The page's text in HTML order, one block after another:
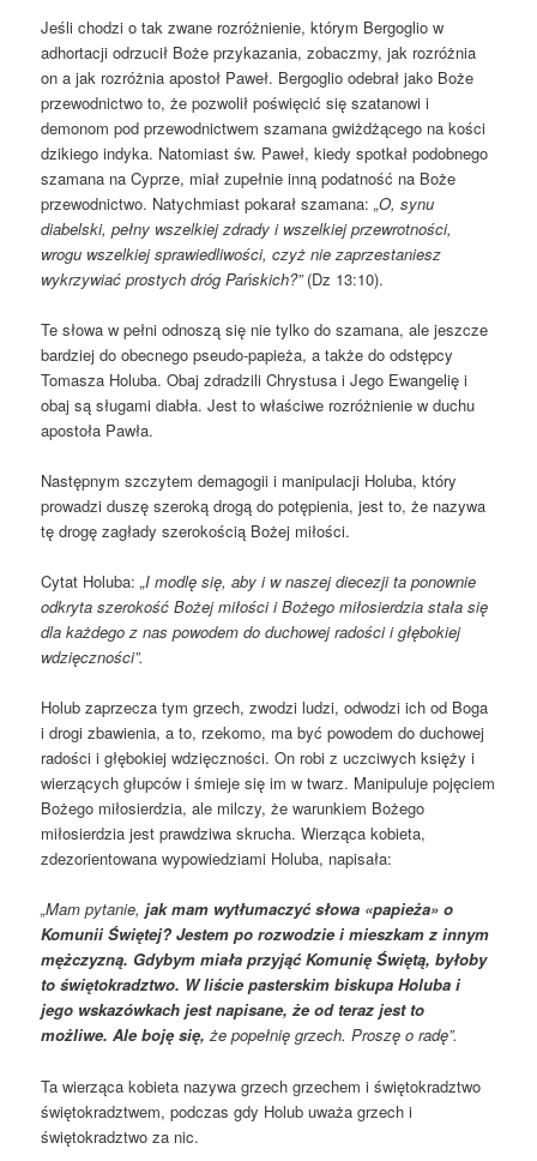
Jeśli chodzi o tak zwane rozróżnienie, którym Bergoglio w
adhortacji odrzucił Boże przykazania, zobaczmy, jak rozróżnia
on a jak rozróżnia apostoł Paweł. Bergoglio odebrał jako Boże
przewodnictwo to, że pozwolił poświęcić się szatanowi i
demonom pod przewodnictwem szamana gwiżdżącego na kości
dzikiego indyka. Natomiast św. Paweł, kiedy spotkał podobnego
szamana na Cyprze, miał zupełnie inną podatność na Boże
przewodnictwo. Natychmiast pokarał szamana:„O, synu
diabelski, pełny wszelkiej zdrady i wszelkiej przewrotności,
wrogu wszelkiej sprawiedliwości, czyż nie zaprzestaniesz
wykrzywiać prostych dróg Pańskich?” (Dz 13:10).
Te słowa w pełni odnoszą się nie tylko do szamana, ale jeszcze
bardziej do obecnego pseudo-papieża, a także do odstępcy
Tomasza Holuba. Obaj zdradzili Chrystusa i Jego Ewangelię i
obaj są sługami diabła. Jest to właściwe rozróżnienie w duchu
apostoła Pawła.
Następnym szczytem demagogii i manipulacji Holuba, który
prowadzi duszę szeroką drogą do potępienia, jest to, że nazywa
tę drogę zagłady szerokością Bożej miłości.
Cytat Holuba:„I modlę się, aby i w naszej diecezji ta ponownie
odkryta szerokość Bożej miłości i Bożego miłosierdzia stała się
dla każdego z nas powodem do duchowej radości i głębokiej
wdzięczności”.
Holub zaprzecza tym grzech, zwodzi ludzi, odwodzi ich od Boga
i drogi zbawienia, a to, rzekomo, ma być powodem do duchowej
radości i głębokiej wdzięczności. On robi z uczciwych księży i
wierzących głupców i śmieje się im w twarz. Manipuluje pojęciem
Bożego miłosierdzia, ale milczy, że warunkiem Bożego
miłosierdzia jest prawdziwa skrucha. Wierząca kobieta,
zdezorientowana wypowiedziami Holuba, napisała:
„Mam pytanie,jak mam wytłumaczyć słowa «papieża» o
Komunii Świętej? Jestem po rozwodzie i mieszkam z innym
mężczyzną. Gdybym miała przyjąć Komunię Świętą, byłoby
to świętokradztwo. W liście pasterskim biskupa Holuba i
jego wskazówkach jest napisane, że od teraz jest to
możliwe. Ale boję się, że popełnię grzech. Proszę o radę”.
Ta wierząca kobieta nazywa grzech grzechem i świętokradztwo
świętokradztwem, podczas gdy Holub uważa grzech i
świętokradztwo za nic.